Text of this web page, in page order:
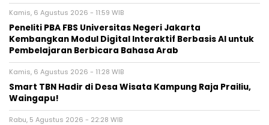
Kamis, 6 Agustus 2026 - 11:59 WIB
Peneliti PBA FBS Universitas Negeri Jakarta
Kembangkan Modul Digital Interaktif Berbasis AI untuk
Pembelajaran Berbicara Bahasa Arab
Kamis, 6 Agustus 2026 - 11:28 WIB
Smart TBN Hadir di Desa Wisata Kampung Raja Prailiu,
Waingapu!
Rabu, 5 Agustus 2026 - 22:28 WIB